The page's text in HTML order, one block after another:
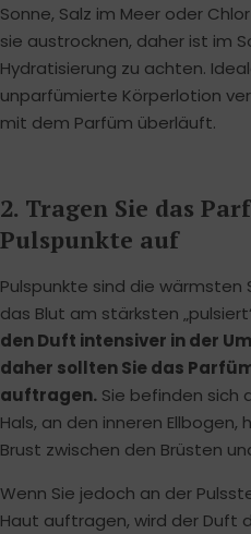
Sonne, Salz im Meer oder
sie austrocknen, daher ist im
Hydratisierung zu achten.
unparfümierte Körperlotion
mit dem Parfüm überläuft.
2. Tragen Sie das
Pulspunkte auf
Pulspunkte sind die wärmsten
das Blut am stärksten
den Duft intensiver in der
daher sollten Sie das
auftragen. Sie befinden sich
Hals, an den inneren
Brust zwischen den Brüsten
Wenn Sie jedoch an der
Haut auftragen, wird der Duft